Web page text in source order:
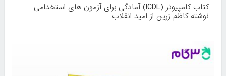
کتاب کامپیوتر (ICDL) آمادگی برای آزمون های استخدامی
نوشته کاظم زرین از امید انقلاب